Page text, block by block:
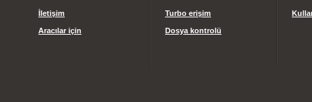
İletişim
Aracılar için
Turbo erişim
Dosya kontrolü